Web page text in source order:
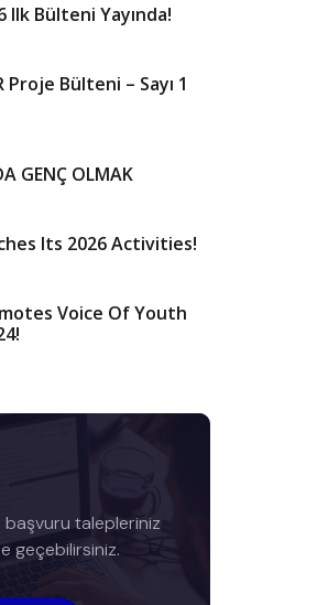
Ilk Bülteni Yayında!
Proje Bülteni – Sayı 1
GENÇ OLMAK
Its 2026 Activities!
Voice Of Youth
başvuru talepleriniz
geçebilirsiniz.